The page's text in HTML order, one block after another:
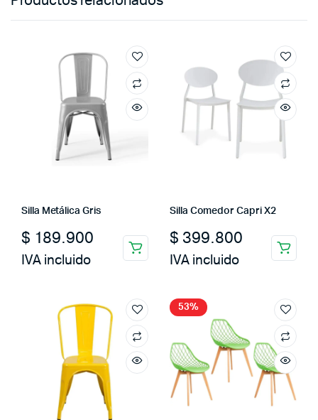
Silla Metálica Gris
$ 189.900
IVA incluido
Silla Comedor Capri X2
$ 399.800
IVA incluido
53%